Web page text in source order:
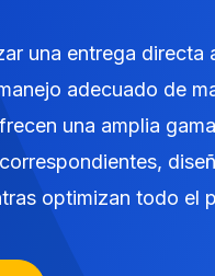
una entrega
adecuado de
una amplia
optimizan todo el